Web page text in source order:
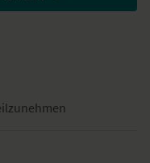
dir wünschst.